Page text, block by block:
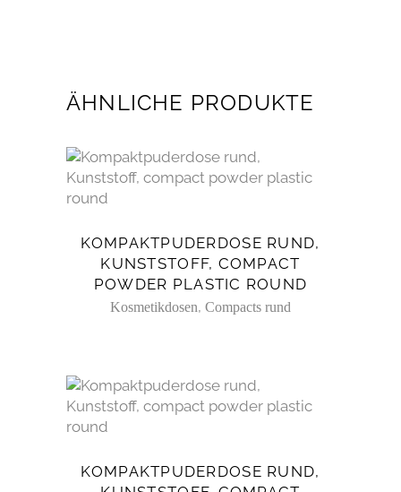
ÄHNLICHE PRODUKTE
KOMPAKTPUDERDOSE RUND,
KUNSTSTOFF, COMPACT
POWDER PLASTIC ROUND
Kosmetikdosen, Compacts rund
KOMPAKTPUDERDOSE RUND,